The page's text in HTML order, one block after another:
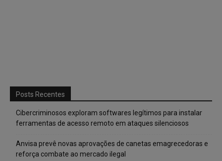
Posts Recentes
Cibercriminosos exploram softwares legítimos para instalar
ferramentas de acesso remoto em ataques silenciosos
Anvisa prevê novas aprovações de canetas emagrecedoras e
reforça combate ao mercado ilegal